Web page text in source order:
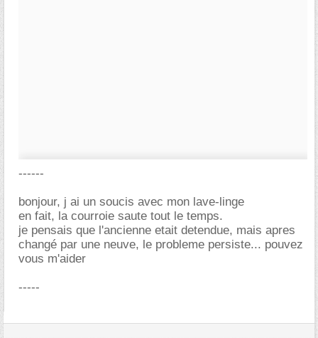
------
bonjour, j ai un soucis avec mon lave-linge
en fait, la courroie saute tout le temps.
je pensais que l'ancienne etait detendue, mais apres
changé par une neuve, le probleme persiste... pouvez
vous m'aider
-----